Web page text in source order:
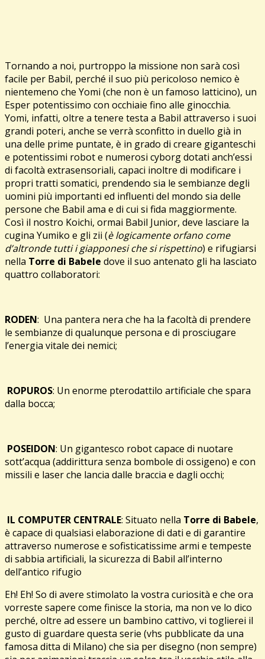
Tornando a noi, purtroppo la missione non sarà così
facile per Babil, perché il suo più pericoloso nemico è
nientemeno che Yomi (che non è un famoso latticino), un
Esper potentissimo con occhiaie fino alle ginocchia.
Yomi, infatti, oltre a tenere testa a Babil attraverso i suoi
grandi poteri, anche se verrà sconfitto in duello già in
una delle prime puntate, è in grado di creare giganteschi
e potentissimi robot e numerosi cyborg dotati anch’essi
di facoltà extrasensoriali, capaci inoltre di modificare i
propri tratti somatici, prendendo sia le sembianze degli
uomini più importanti ed influenti del mondo sia delle
persone che Babil ama e di cui si fida maggiormente.
Così il nostro Koichi, ormai Babil Junior, deve lasciare la
cugina Yumiko e gli zii (è logicamente orfano come
d’altronde tutti i giapponesi che si rispettino) e rifugiarsi
nella Torre di Babele dove il suo antenato gli ha lasciato
quattro collaboratori:
RODEN: Una pantera nera che ha la facoltà di prendere
le sembianze di qualunque persona e di prosciugare
l’energia vitale dei nemici;
ROPUROS: Un enorme pterodattilo artificiale che spara
dalla bocca;
POSEIDON: Un gigantesco robot capace di nuotare
sott’acqua (addirittura senza bombole di ossigeno) e con
missili e laser che lancia dalle braccia e dagli occhi;
IL COMPUTER CENTRALE: Situato nella Torre di Babele,
è capace di qualsiasi elaborazione di dati e di garantire
attraverso numerose e sofisticatissime armi e tempeste
di sabbia artificiali, la sicurezza di Babil all’interno
dell’antico rifugio
Eh! Eh! So di avere stimolato la vostra curiosità e che ora
vorreste sapere come finisce la storia, ma non ve lo dico
perché, oltre ad essere un bambino cattivo, vi toglierei il
gusto di guardare questa serie (vhs pubblicate da una
famosa ditta di Milano) che sia per disegno (non sempre)